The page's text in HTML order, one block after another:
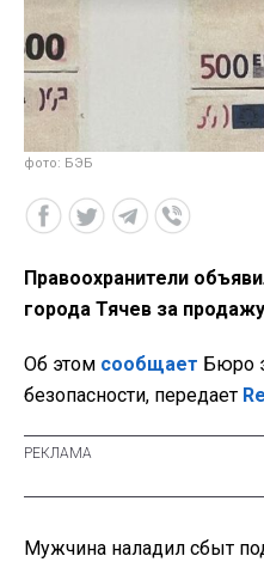
фото: БЭБ
Правоохранители
города Тячев за
Об этом сообщает Бюро
безопасности, передает
Мужчина наладил сбыт